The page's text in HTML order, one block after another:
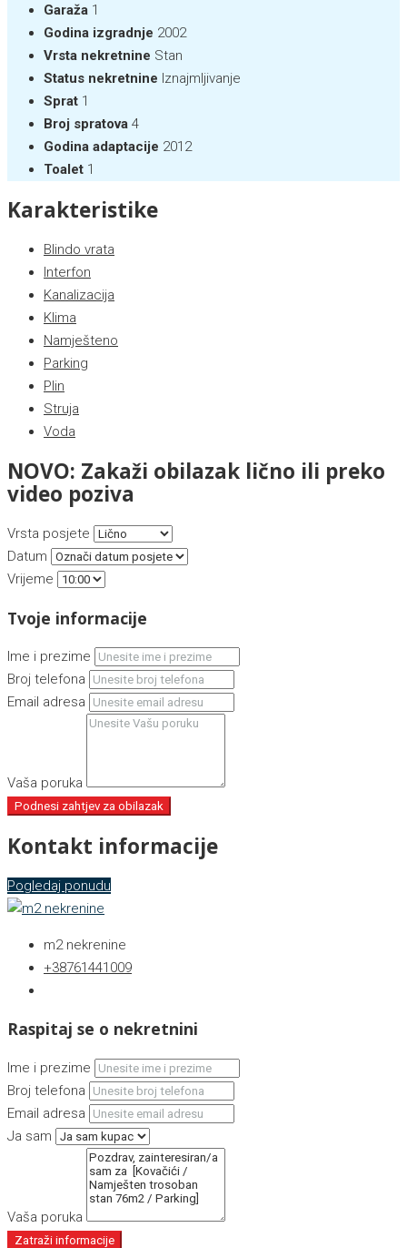
Garaža 1
Godina izgradnje 2002
Vrsta nekretnine Stan
Status nekretnine Iznajmljivanje
Sprat 1
Broj spratova 4
Godina adaptacije 2012
Toalet 1
Karakteristike
Blindo vrata
Interfon
Kanalizacija
Klima
Namješteno
Parking
Plin
Struja
Voda
NOVO: Zakaži obilazak lično ili preko
video poziva
Vrsta posjete
Datum
Vrijeme
Tvoje informacije
Ime i prezime
Broj telefona
Email adresa
Vaša poruka
Podnesi zahtjev za obilazak
Kontakt informacije
Pogledaj ponudu
m2 nekrenine
+38761441009
Raspitaj se o nekretnini
Ime i prezime
Broj telefona
Email adresa
Ja sam
Vaša poruka
Zatraži informacije